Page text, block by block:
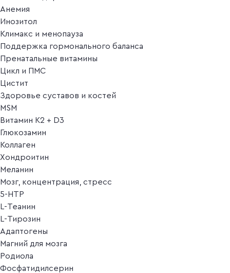
Анемия
Инозитол
Климакс и менопауза
Поддержка гормонального баланса
Пренатальные витамины
Цикл и ПМС
Цистит
Здоровье суставов и костей
MSM
Витамин K2 + D3
Глюкозамин
Коллаген
Хондроитин
Меланин
Мозг, концентрация, стресс
5-HTP
L-Теанин
L-Тирозин
Адаптогены
Магний для мозга
Родиола
Фосфатидилсерин